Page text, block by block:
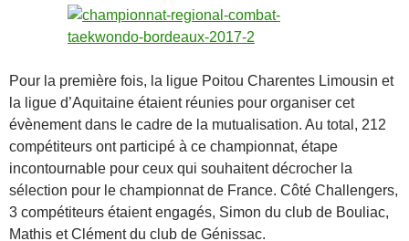
Pour la première fois, la ligue Poitou Charentes Limousin et
la ligue d’Aquitaine étaient réunies pour organiser cet
évène­ment dans le cadre de la mutualisation. Au total, 212
compétiteurs ont participé à ce champion­nat, étape
incontournable pour ceux qui souhaitent décrocher la
sélection pour le championnat de France. Côté Challengers,
3 compétiteurs étaient engagés, Simon du club de Bouliac,
Mathis et Clément du club de Génissac.